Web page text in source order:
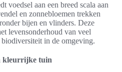
voedsel aan een breed scala aan
en zonnebloemen trekken
bijen en vlinders. Deze
levensonderhoud van veel
in de omgeving.
kleurrijke tuin